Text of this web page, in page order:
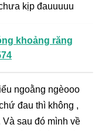
kịp đauuuuu
khoảng răng
ngoằng ngèooo
đau thì không ,
sau đó mình về